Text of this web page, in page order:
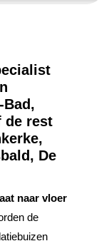
de rest
De
naar vloer
de